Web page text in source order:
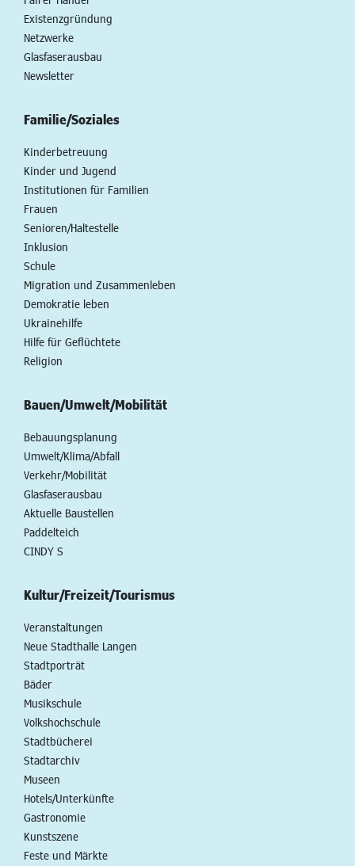
Existenzgründung
Netzwerke
Glasfaserausbau
Newsletter
Familie/Soziales
Kinderbetreuung
Kinder und Jugend
Institutionen für Familien
Frauen
Senioren/Haltestelle
Inklusion
Schule
Migration und Zusammenleben
Demokratie leben
Ukrainehilfe
Hilfe für Geflüchtete
Religion
Bauen/Umwelt/Mobilität
Bebauungsplanung
Umwelt/Klima/Abfall
Verkehr/Mobilität
Glasfaserausbau
Aktuelle Baustellen
Paddelteich
CINDY S
Kultur/Freizeit/Tourismus
Veranstaltungen
Neue Stadthalle Langen
Stadtporträt
Bäder
Musikschule
Volkshochschule
Stadtbücherei
Stadtarchiv
Museen
Hotels/Unterkünfte
Gastronomie
Kunstszene
Feste und Märkte